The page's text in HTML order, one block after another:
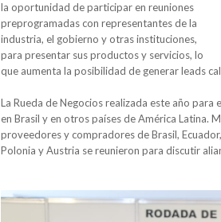
la oportunidad de participar en reuniones
preprogramadas con representantes de la
industria, el gobierno y otras instituciones,
para presentar sus productos y servicios, lo
que aumenta la posibilidad de generar leads
La Rueda de Negocios realizada este año
en Brasil y en otros países de América Latina.
proveedores y compradores de Brasil,
Polonia y Austria se reunieron para discutir